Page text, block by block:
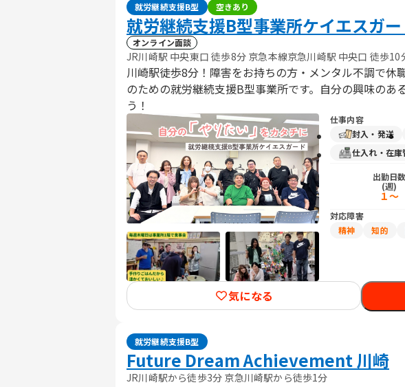
就労継続支援B型 空きあり
就労継続支援B型事業所ケイエスガー
オンライン面談
JR川崎駅 中央東口 徒歩8分 京急本線京急川崎駅 中央口 徒歩10
川崎駅徒歩8分！障害をお持ちの方・メンタル不調で休
のための就労継続支援B型事業所です。自分の興味のあ
う！
仕事内容
封入・発送
仕入れ・在庫
出勤日数
(週)
１～
対応障害
精神
知的
気になる
就労継続支援B型
Future Dream Achievement 川崎
JR川崎駅から徒歩3分 京急川崎駅から徒歩1分